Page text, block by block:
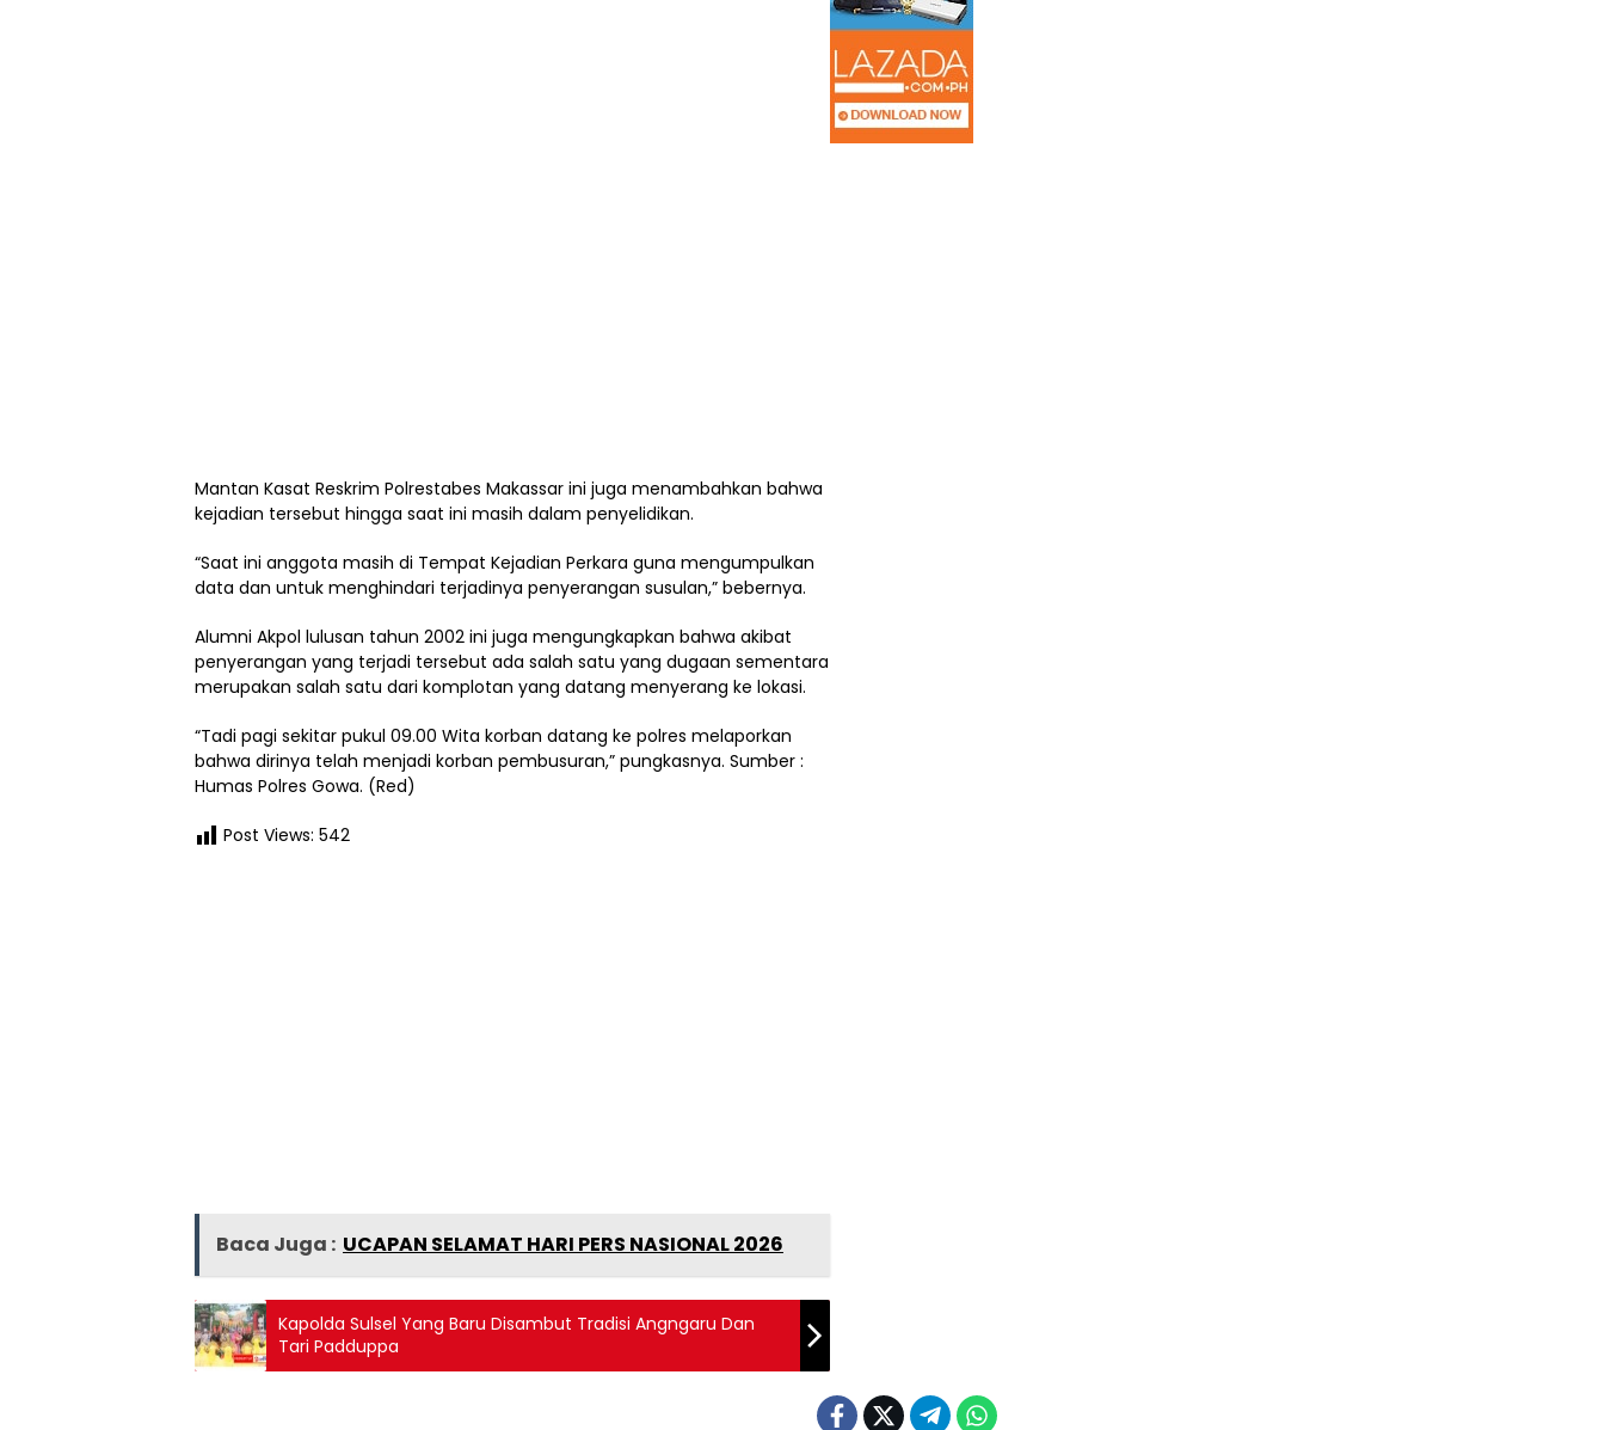
Mantan Kasat Reskrim Polrestabes Makassar ini juga menambahkan bahwa
kejadian tersebut hingga saat ini masih dalam penyelidikan.
“Saat ini anggota masih di Tempat Kejadian Perkara guna mengumpulkan
data dan untuk menghindari terjadinya penyerangan susulan,” bebernya.
Alumni Akpol lulusan tahun 2002 ini juga mengungkapkan bahwa akibat
penyerangan yang terjadi tersebut ada salah satu yang dugaan sementara
merupakan salah satu dari komplotan yang datang menyerang ke lokasi.
“Tadi pagi sekitar pukul 09.00 Wita korban datang ke polres melaporkan
bahwa dirinya telah menjadi korban pembusuran,” pungkasnya. Sumber :
Humas Polres Gowa. (Red)
Post Views: 542
Baca Juga : UCAPAN SELAMAT HARI PERS NASIONAL 2026
Kapolda Sulsel Yang Baru Disambut Tradisi Angngaru Dan
Tari Padduppa